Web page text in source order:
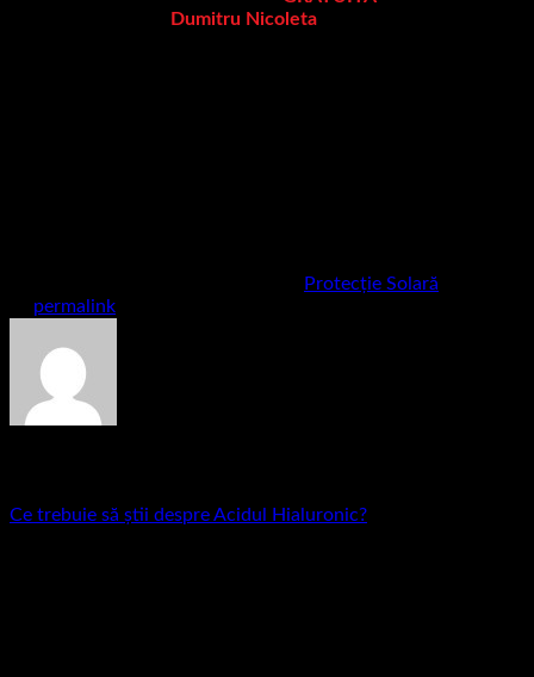
Dumitru Nicoleta
Protecție Solară
permalink
Ce trebuie să știi despre Acidul Hialuronic?